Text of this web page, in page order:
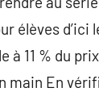
élèves d’ici
à 11 % du
main En